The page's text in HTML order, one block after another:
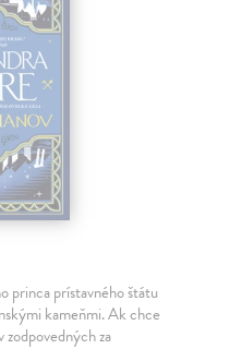
princa prístavného štátu
kameňmi. Ak chce
za